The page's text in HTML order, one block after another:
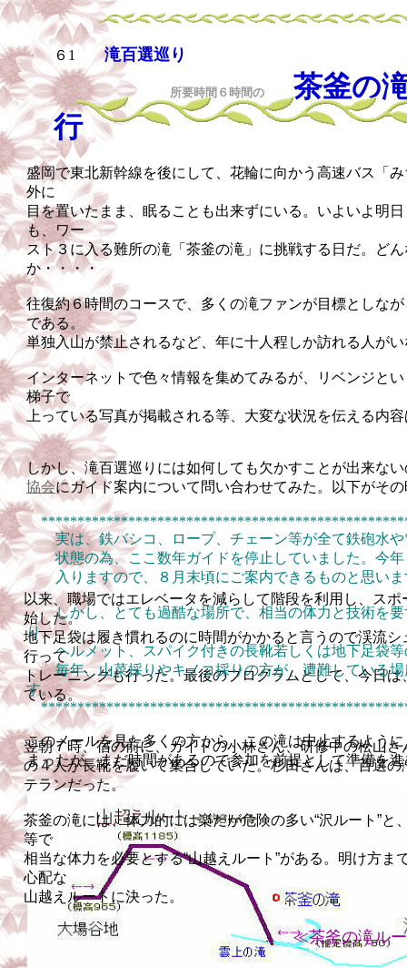
６1滝百選巡り
所要時間６時間の
茶釜の
行
以来、職場ではエレベータを減らして階段を利用し、ス
始した。
地下足袋は履き慣れるのに時間がかかると言うので渓流
行って
トレーニングも行った。最後のプログラムとして、今日
ている。
翌朝７時、宿の前に、ガイドの小林さん、研修中の松山
の４人が長靴を履いて集合していた。杉田さんは、百選の
テランだった。
茶釜の滝には、体力的には楽だが危険の多い“沢ルート ”と
等で
相当な体力を必要とする“山越えルート ”がある。明け方ま
心配な
山越えルートに決った。
≪茶釜の滝ル
盛岡で東北新幹線を後にして、花輪に向かう高速バス「
外に
目を置いたまま、眠ることも出来ずにいる。いよいよ明
も、ワー
スト３に入る難所の滝「茶釜の滝」に挑戦する日だ。ど
か・・・・
往復約６時間のコースで、多くの滝ファンが目標としな
である。
単独入山が禁止されるなど、年に十人程 しか訪れる人が
インターネットで色々情報を集めてみるが、リベンジと
梯子で
上っている写真が掲載される等、大変な状況を伝える内
しかし、滝百選巡りには如何しても欠かすことが出来な
協会にガイド案内について問い合わせてみた。以下がそ
実は、鉄バシコ、ロープ、チェーン等が全て鉄砲水や
状態の為、ここ数年ガイドを停止していました。今年
入りますので、８月末頃にご案内できるものと思いま
しかし、とても過酷な場所で、相当の体力と技術を要
り、
ヘルメット、スパイク付きの長靴若しくは地下足袋等
毎年、山菜採りやキノコ採りの方が、遭難している場
す。
このメールを見た多くの方から、この滝は中止するよう
まったが、まだ時間があるので参加を前提として準備を